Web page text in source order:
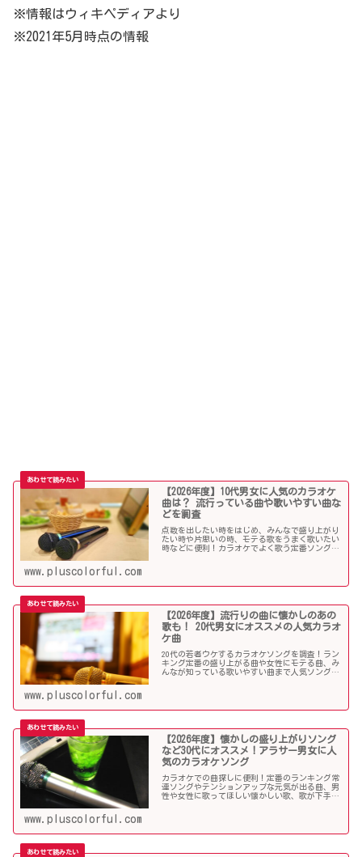
※情報はウィキペディアより
※2021年5月時点の情報
【2026年度】10代男女に人気のカラオケ
曲は？ 流行っている曲や歌いやすい曲な
どを調査
点数を出したい時をはじめ、みんなで盛り上がり
たい時や片思いの時、モテる歌をうまく歌いたい
時などに便利！カラオケでよく歌う定番ソングか
www.pluscolorful.com
【2026年度】流行りの曲に懐かしのあの
歌も！ 20代男女にオススメの人気カラオ
ケ曲
20代の若者ウケするカラオケソングを調査！ラン
キング定番の盛り上がる曲や女性にモテる曲、み
んなが知っている歌いやすい曲まで人気ソングが
www.pluscolorful.com
【2026年度】懐かしの盛り上がりソング
など30代にオススメ！アラサー男女に人
気のカラオケソング
カラオケでの曲探しに便利！定番のランキング常
連ソングやテンションアップな元気が出る曲、男
性や女性に歌ってほしい懐かしい歌、歌が下手で
www.pluscolorful.com